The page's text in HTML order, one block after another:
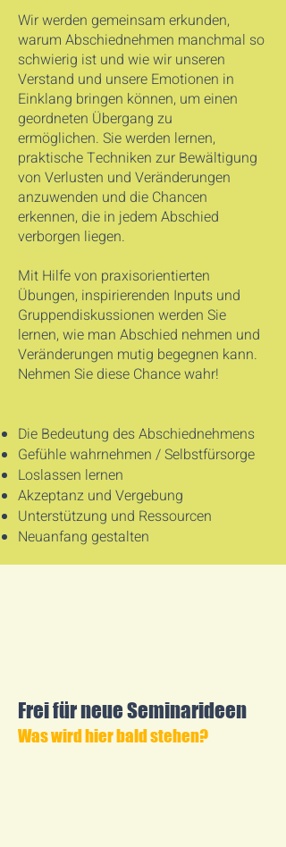
Wir werden gemeinsam erkunden,
warum Abschiednehmen manchmal so
schwierig ist und wie wir unseren
Verstand und unsere Emotionen in
Einklang bringen können, um einen
geordneten Übergang zu
ermöglichen. Sie werden lernen,
praktische Techniken zur Bewältigung
von Verlusten und Veränderungen
anzuwenden und die Chancen
erkennen, die in jedem Abschied
verborgen liegen.
Mit Hilfe von praxisorientierten
Übungen, inspirierenden Inputs und
Gruppendiskussionen werden Sie
lernen, wie man Abschied nehmen und
Veränderungen mutig begegnen kann.
Nehmen Sie diese Chance wahr!
Die Bedeutung des Abschiednehmens
Gefühle wahrnehmen / Selbstfürsorge
Loslassen lernen
Akzeptanz und Vergebung
Unterstützung und Ressourcen
Neuanfang gestalten
Frei für neue Seminarideen
Was wird hier bald stehen?